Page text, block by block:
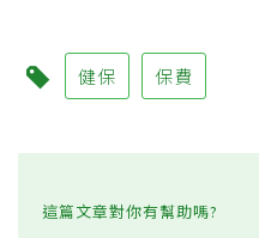
健保 保費
這篇文章對你有幫助嗎?